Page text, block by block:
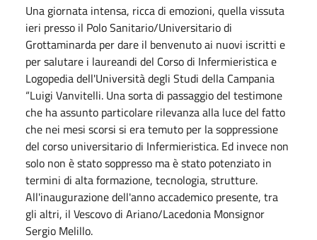
Una giornata intensa, ricca di emozioni, quella vissuta
ieri presso il Polo Sanitario/Universitario di
Grottaminarda per dare il benvenuto ai nuovi iscritti e
per salutare i laureandi del Corso di Infermieristica e
Logopedia dell'Università degli Studi della Campania
“Luigi Vanvitelli. Una sorta di passaggio del testimone
che ha assunto particolare rilevanza alla luce del fatto
che nei mesi scorsi si era temuto per la soppressione
del corso universitario di Infermieristica. Ed invece non
solo non è stato soppresso ma è stato potenziato in
termini di alta formazione, tecnologia, strutture.
All'inaugurazione dell'anno accademico presente, tra
gli altri, il Vescovo di Ariano/Lacedonia Monsignor
Sergio Melillo.